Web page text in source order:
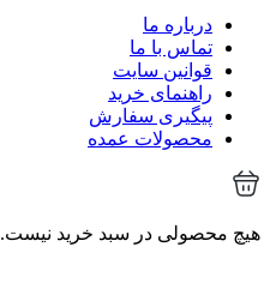
درباره ما
تماس با ما
قوانین سایت
راهنمای خرید
پیگیری سفارش
محصولات عمده
هیچ محصولی در سبد خرید نیست.